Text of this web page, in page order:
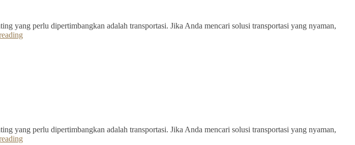
yang perlu dipertimbangkan adalah transportasi. Jika Anda mencari solusi transportasi yang nyaman,
yang perlu dipertimbangkan adalah transportasi. Jika Anda mencari solusi transportasi yang nyaman,